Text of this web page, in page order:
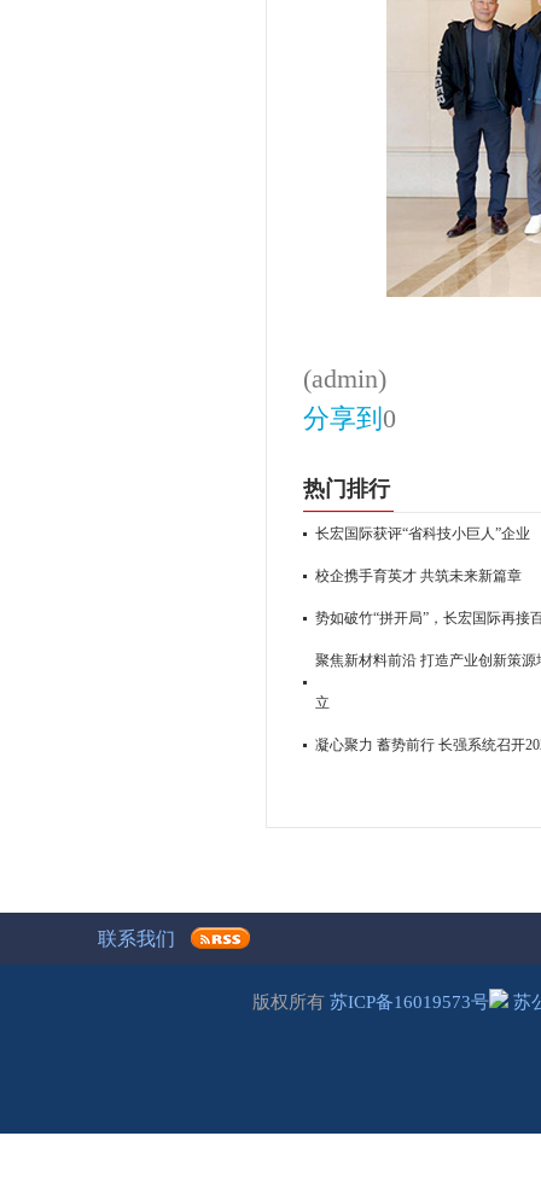
(admin)
分享到 0
热门排行
长宏国际获评“省科技小巨人”企业
校企携手育英才 共筑未来新篇章
势如破竹“拼开局”，长宏国际再接
聚焦新材料前沿 打造产业创新策
立
凝心聚力 蓄势前行 长强系统召开
联系我们
版权所有 苏ICP备16019573号 苏